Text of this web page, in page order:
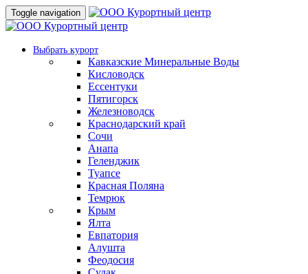
Toggle navigation
Выбрать курорт
Кавказские Минеральные Воды
Кисловодск
Ессентуки
Пятигорск
Железноводск
Краснодарский край
Сочи
Анапа
Геленджик
Туапсе
Красная Поляна
Темрюк
Крым
Ялта
Евпатория
Алушта
Феодосия